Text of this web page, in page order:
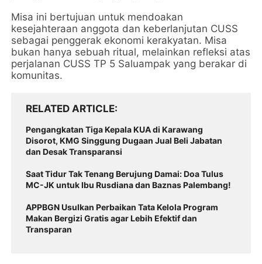
Misa ini bertujuan untuk mendoakan
kesejahteraan anggota dan keberlanjutan CUSS
sebagai penggerak ekonomi kerakyatan. Misa
bukan hanya sebuah ritual, melainkan refleksi atas
perjalanan CUSS TP 5 Saluampak yang berakar di
komunitas.
RELATED ARTICLE
Pengangkatan Tiga Kepala KUA di Karawang
Disorot, KMG Singgung Dugaan Jual Beli Jabatan
dan Desak Transparansi
Saat Tidur Tak Tenang Berujung Damai: Doa Tulus
MC-JK untuk Ibu Rusdiana dan Baznas Palembang!
APPBGN Usulkan Perbaikan Tata Kelola Program
Makan Bergizi Gratis agar Lebih Efektif dan
Transparan